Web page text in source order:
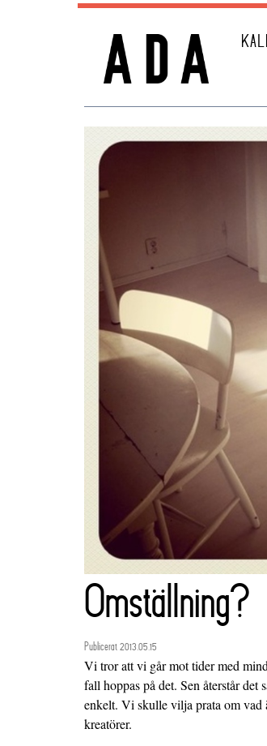
Omställning?
Publicerat 2013.05.15
Vi tror att vi går mot tider med
fall hoppas på det. Sen återstår
enkelt. Vi skulle vilja prata om vad
kreatörer.